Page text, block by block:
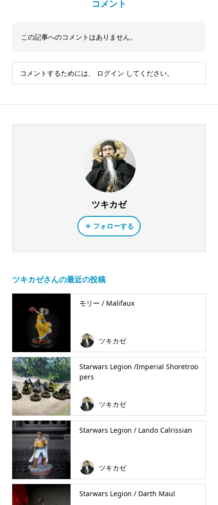
コメント
この記事へのコメントはありません。
コメントするためには、 ログイン してください。
ツキカゼ
フォローする
ツキカゼさんの最近の投稿
モリー / Malifaux
ツキカゼ
Starwars Legion /Imperial Shoretroo
pers
ツキカゼ
Starwars Legion / Lando Calrissian
ツキカゼ
Starwars Legion / Darth Maul